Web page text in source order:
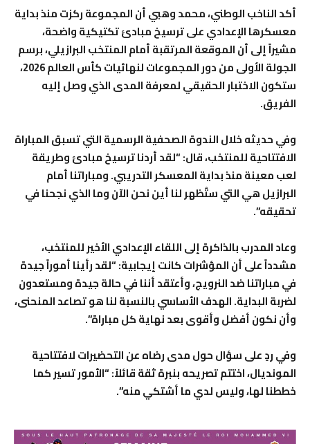
أكد الناخب الوطني، محمد وهبي أن المجموعة ركزت منذ بداية
معسكرها الإعدادي على ترسيخ مبادئ تكتيكية واضحة،
مشيراً إلى أن الموقعة المرتقبة أمام المنتخب البرازيلي، برسم
الجولة الأولى من دور المجموعات لنهائيات كأس العالم 2026،
ستكون الاختبار الحقيقي لمعرفة المدى الذي وصل إليه
الفريق.
وفي حديثه خلال الندوة الصحفية الرسمية التي تسبق المباراة
الافتتاحية للمنتخب، قال: “لقد أردنا ترسيخ مبادئ وطريقة
لعب معينة منذ بداية المعسكر التدريبي. ومباراتنا أمام
البرازيل هي التي ستُظهر لنا أين نحن الآن وما الذي نجحنا في
تحقيقه”.
وعاد المدرب بالذاكرة إلى اللقاء الإعدادي الأخير للمنتخب،
مشدداً على أن المؤشرات كانت إيجابية: “لقد رأينا أموراً جيدة
في مباراتنا ضد النرويج، وأعتقد أننا في حالة جيدة ومستعدون
لضربة البداية. الهدف الأساسي بالنسبة لنا هو تصاعد المنحنى،
وأن نكون أفضل وأقوى بعد نهاية كل مباراة”.
وفي ردٍ على سؤال حول مدى رضاه عن التحضيرات لافتتاحية
المونديال، اختتم تصريحه بنبرة ثقة قائلاً: “الأمور تسير كما
خططنا لها، وليس لدي ما أشتكي منه”.